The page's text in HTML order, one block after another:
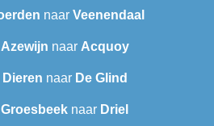
naar Veenendaal
Azewijn naar Acquoy
Dieren naar De Glind
Groesbeek naar Driel